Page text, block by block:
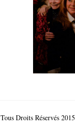
Tous Droits Réservés 2015